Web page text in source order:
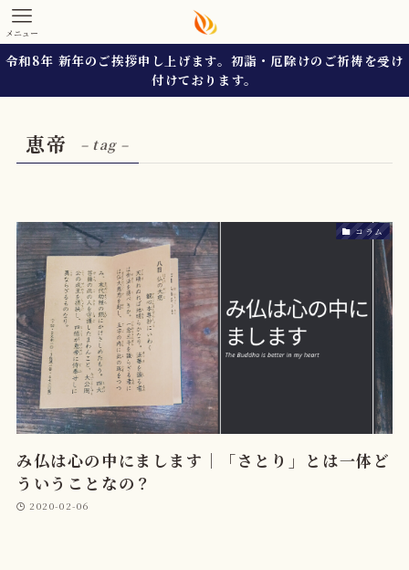
メニュー
令和8年 新年のご挨拶申し上げます。初詣・厄除けのご祈祷を受け
付けております。
恵帝 – tag –
コラム
み仏は心の中にまします｜「さとり」とは一体ど
ういうことなの？
2020-02-06